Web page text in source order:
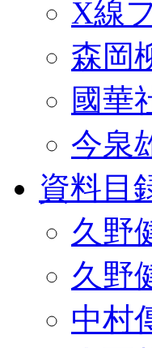
X線
森岡
國華
今泉
資料目
久野
久野
中村